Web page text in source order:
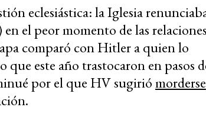
eclesiástica: la Iglesia
el peor momento de las relaciones
comparó con Hitler a quien lo
que este año trastocaron en pasos
por el que HV sugiriómorderse